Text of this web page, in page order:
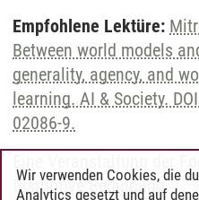
Empfohlene Lektüre:
Between world models
generality, agency, and
learning. AI & Society.
02086-9.
Disruptive Bedingung
Wir verwenden Cookies, die
Analytics gesetzt und auf